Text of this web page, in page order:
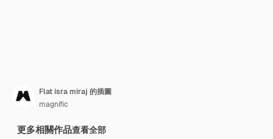
Flat isra miraj 的插圖
magnific
更多相關作品查看全部